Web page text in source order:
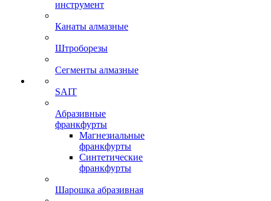
инструмент
Канаты алмазные
Штроборезы
Сегменты алмазные
SAIT
Абразивные
франкфурты
Магнезиальные
франкфурты
Синтетические
франкфурты
Шарошка абразивная